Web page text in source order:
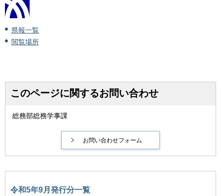
県報一覧
閲覧場所
このページに関するお問い合わせ
総務部総務学事課
令和5年9月発行分一覧